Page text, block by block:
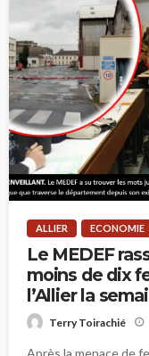
ALLIER ECONOMIE
Le MEDEF
moins de dix
l’Allier la
Terry Toirachié
Après la menace de